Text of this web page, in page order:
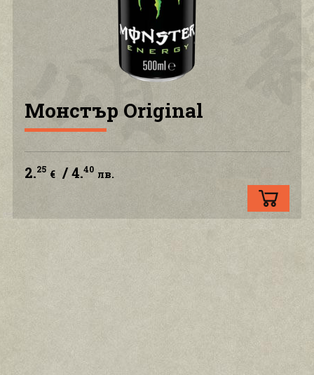
ПОЛИТИКА ЗА ПОВЕРИТЕЛНОСТ
КОНТАКТ С НАС
АКАУНТ
Монстър Original
2.25 €/ 4.40 лв.